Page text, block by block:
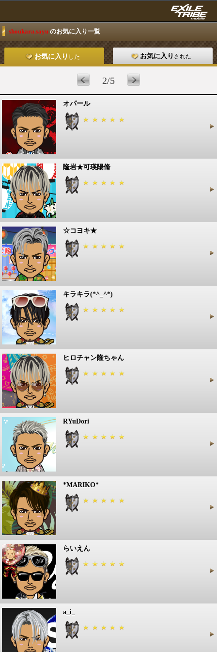
shoukara.sayu のお気に入り一覧
お気に入り した お気に入り された
2/5
オパール
隆岩★可瑛陽脩
☆コヨキ★
キラキラ(*^_^*)
ヒロチャン隆ちゃん
RYuDori
*MARIKO*
らいえん
a_i_